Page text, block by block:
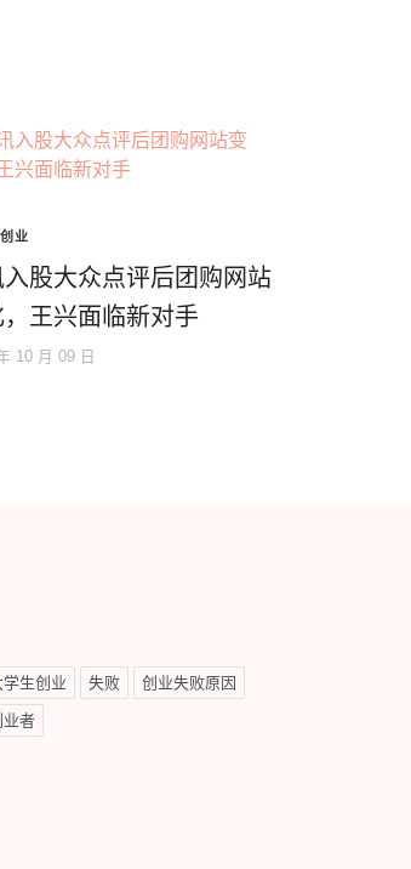
业
入股大众点评后团购网站
，王兴面临新对手
10 月 09 日
学生创业 失败 创业失败原因
业者